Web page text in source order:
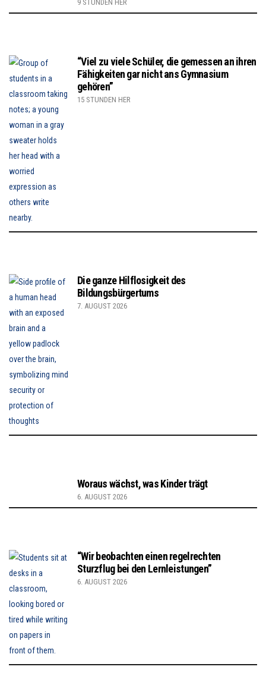
9 STUNDEN HER
“Viel zu viele Schüler, die gemessen an ihren
Fähigkeiten gar nicht ans Gymnasium
gehören”
15 STUNDEN HER
Die ganze Hilflosigkeit des
Bildungsbürgertums
7. AUGUST 2026
Woraus wächst, was Kinder trägt
6. AUGUST 2026
“Wir beobachten einen regelrechten
Sturzflug bei den Lernleistungen”
6. AUGUST 2026